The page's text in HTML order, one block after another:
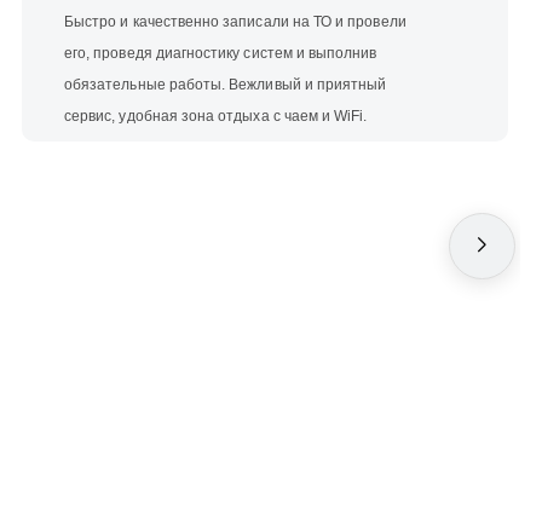
Быстро и качественно записали на ТО и провели
его, проведя диагностику систем и выполнив
обязательные работы. Вежливый и приятный
сервис, удобная зона отдыха с чаем и WiFi.